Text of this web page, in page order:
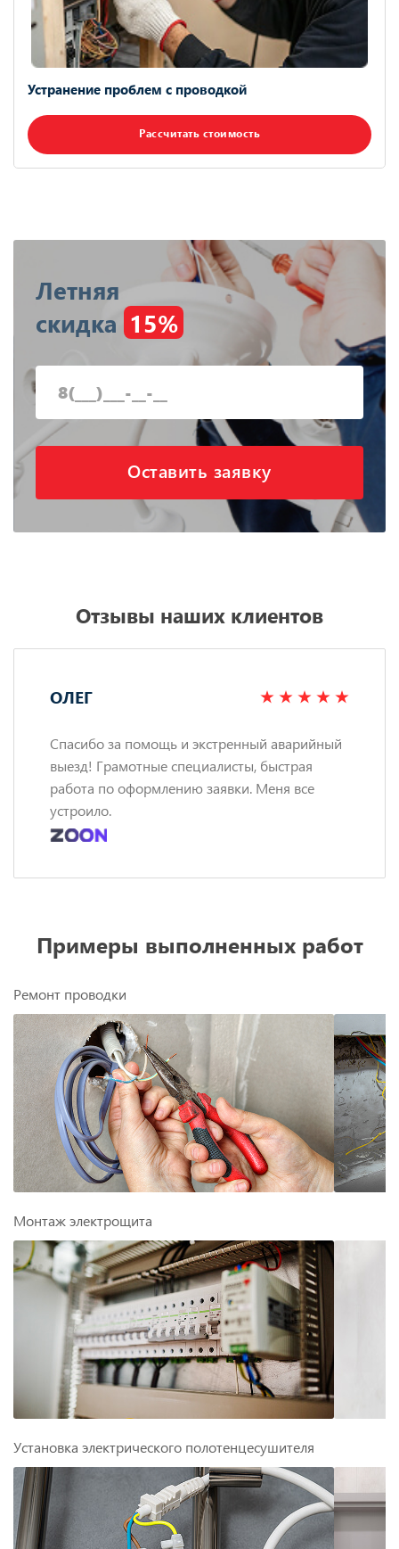
Устранение проблем с проводкой
Рассчитать стоимость
Летняя
скидка 15%
Оставить заявку
Отзывы наших клиентов
ОЛЕГ
Спасибо за помощь и экстренный аварийный
выезд! Грамотные специалисты, быстрая
работа по оформлению заявки. Меня все
устроило.
Примеры выполненных работ
Ремонт проводки
Монтаж электрощита
Установка электрического полотенцесушителя